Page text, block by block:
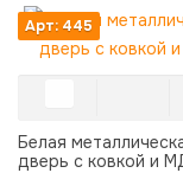
Арт: 445
Белая
дверь с ковкой и